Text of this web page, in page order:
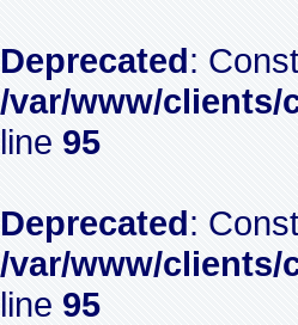
Deprecated:
/var/www/clients/
line 95
Deprecated:
/var/www/clients/
line 95